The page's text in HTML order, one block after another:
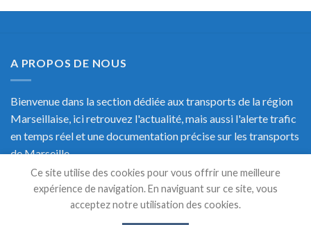
A PROPOS DE NOUS
Bienvenue dans la section dédiée aux transports de la région
Marseillaise, ici retrouvez l'actualité, mais aussi l'alerte trafic
en temps réel et une documentation précise sur les transports
de Marseille.
Ce site utilise des cookies pour vous offrir une meilleure
expérience de navigation. En naviguant sur ce site, vous
acceptez notre utilisation des cookies.